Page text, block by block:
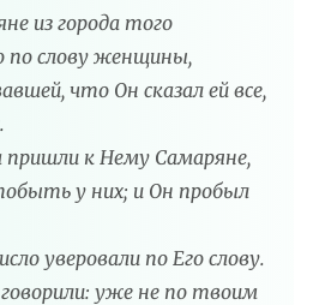
из города того
по слову женщины,
что Он сказал ей все,
пришли к Нему Самаряне,
у них; и Он пробыл
уверовали по Его слову.
уже не по твоим